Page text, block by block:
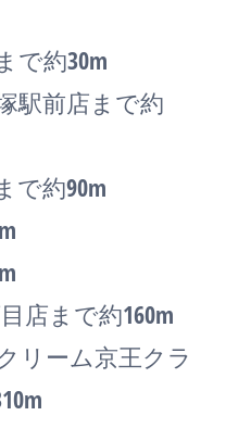
で約30m
駅前店まで約
で約90m
店まで約160m
リーム京王クラ